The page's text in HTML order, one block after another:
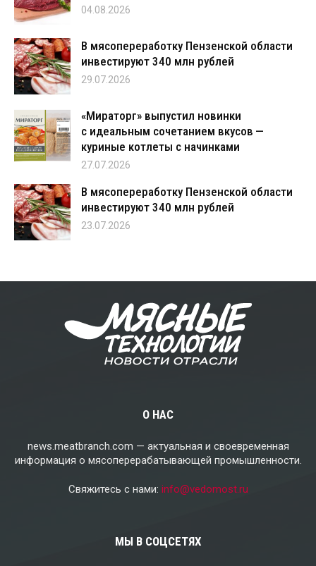
04.08.2026
В мясопереработку Пензенской области
инвестируют 340 млн рублей
29.07.2026
«Мираторг» выпустил новинки
с идеальным сочетанием вкусов —
куриные котлеты с начинками
27.07.2026
В мясопереработку Пензенской области
инвестируют 340 млн рублей
23.07.2026
О НАС
news.meatbranch.com — актуальная и своевременная
информация о мясоперерабатывающей промышленности.
Свяжитесь с нами: info@vedomost.ru
МЫ В СОЦСЕТЯХ